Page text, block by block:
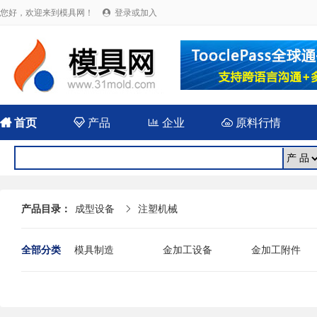
您好，欢迎来到模具网！  登录或加入
首页  产品 企业 原料行情
产品目录： 成型设备  注塑机械
全部分类 模具制造 金加工设备
金加工附件